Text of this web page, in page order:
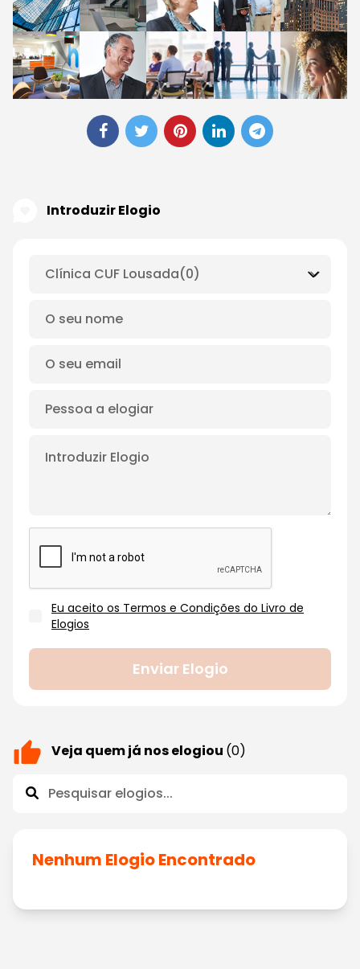
Veja quem já nos elogiou (0)
Nenhum Elogio Encontrado
Introduzir Elogio
Eu aceito os Termos e Condições do Livro de
Elogios
Enviar Elogio